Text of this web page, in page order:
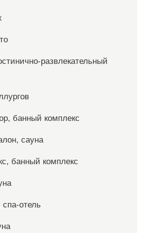
развлекательный
банный комплекс
сауна
банный комплекс
отель